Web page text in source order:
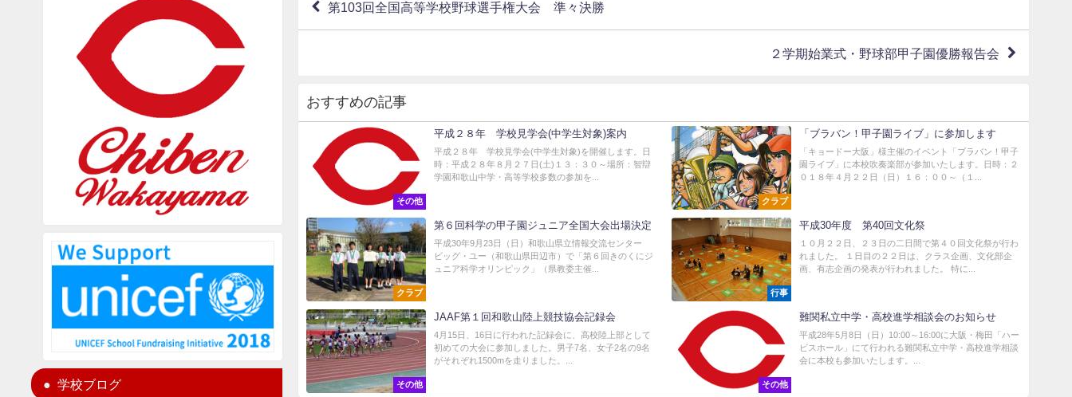
第103回全国高等学校野球選手権大会 準々決勝
２学期始業式・野球部甲子園優勝報告会
おすすめの記事
その他
平成２８年 学校見学会(中学生対象)案内
平成２８年 学校見学会(中学生対象)を開催します。日
時：平成２８年８月２７日(土)１３：３０～場所：智辯
学園和歌山中学・高等学校多数の参加を...
クラブ
「ブラバン！甲子園ライブ」に参加します
「キョードー大阪」様主催のイベント「ブラバン！甲子
園ライブ」に本校吹奏楽部が参加いたします。日時：２
０１８年４月２２日（日）１６：００～（１...
クラブ
第６回科学の甲子園ジュニア全国大会出場決定
平成30年9月23日（日）和歌山県立情報交流センター
ビッグ・ユー（和歌山県田辺市）で「第６回きのくにジ
ュニア科学オリンピック」（県教委主催...
行事
平成30年度 第40回文化祭
１０月２２日、２３日の二日間で第４０回文化祭が行わ
れました。 １日目の２２日は、クラス企画、文化部企
画、有志企画の発表が行われました。 特に...
その他
JAAF第１回和歌山陸上競技協会記録会
4月15日、16日に行われた記録会に、高校陸上部として
初めての大会に参加しました。男子7名、女子2名の9名
がそれぞれ1500mを走りました。...
その他
難関私立中学・高校進学相談会のお知らせ
平成28年5月8日（日）10:00～16:00に大阪・梅田「ハー
ビスホール」にて行われる難関私立中学・高校進学相談
会に本校も参加いたします。...
学校ブログ